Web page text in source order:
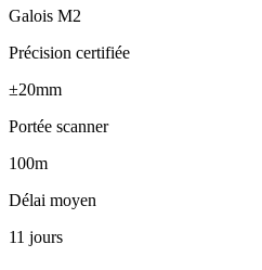
Galois M2
Précision certifiée
±20mm
Portée scanner
100m
Délai moyen
11 jours